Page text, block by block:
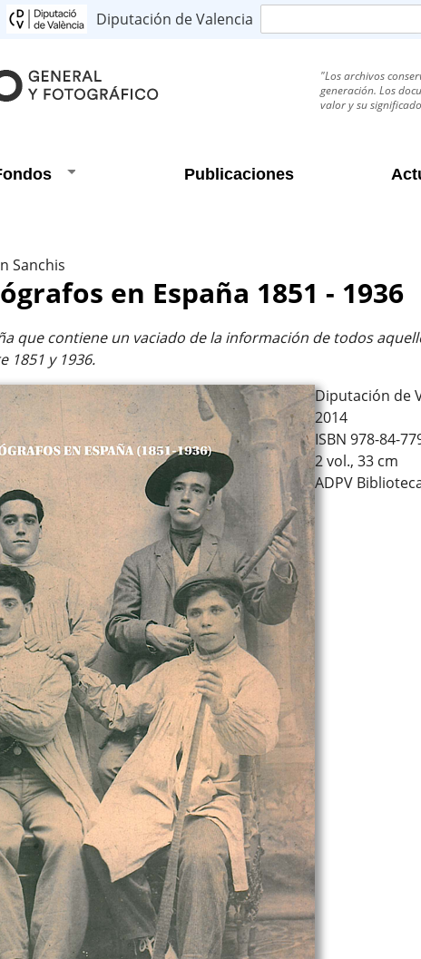
Diputación de Valencia
"Los archivos
generación. Los
valor y su
Publicaciones
Sanchis
en España 1851 - 1936
que contiene un vaciado de la información de todos
1851 y 1936.
Diputación de
2014
ISBN 978-84-
2 vol., 33 cm
ADPV